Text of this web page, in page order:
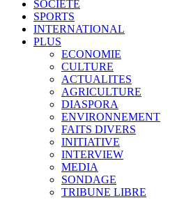
SOCIETE
SPORTS
INTERNATIONAL
PLUS
ECONOMIE
CULTURE
ACTUALITES
AGRICULTURE
DIASPORA
ENVIRONNEMENT
FAITS DIVERS
INITIATIVE
INTERVIEW
MEDIA
SONDAGE
TRIBUNE LIBRE